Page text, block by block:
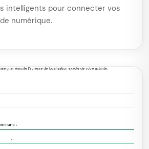
intelligents pour connecter vos
numérique.